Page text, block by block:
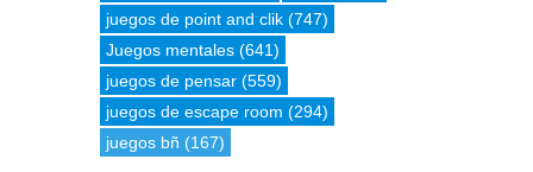
juegos de point and clik (747)
Juegos mentales (641)
juegos de pensar (559)
juegos de escape room (294)
juegos bñ (167)